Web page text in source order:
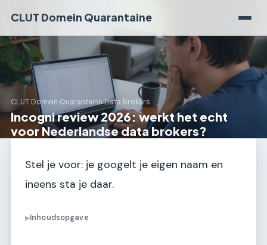
CLUT Domein Quarantaine
CLUT Domein Quarantaine›Data brokers
Incogni review 2026: werkt het echt
voor Nederlandse data brokers?
Stel je voor: je googelt je eigen naam en
ineens sta je daar.
▶Inhoudsopgave